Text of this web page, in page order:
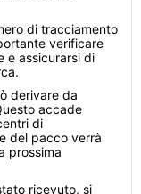
di tracciamento
verificare
e assicurarsi di
derivare da
accade
di
del pacco verrà
prossima
ricevuto, si